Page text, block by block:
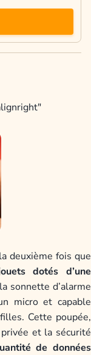
deuxième fois que
dotés d’une
sonnette d’alarme
micro et capable
Cette poupée,
et la sécurité
de données